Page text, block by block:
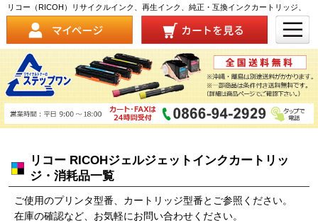
リコー（RICOH）リサイクルインク、再生インク、純正・互換インクカートリッジ、
消耗品価格表
リコー RICOHジェルジェットインクカートリッ
ジ・消耗品一覧
ご使用のプリンタ型番、カートリッジ型番とご参照ください。
在庫の確認など、お気軽にお問い合わせください。